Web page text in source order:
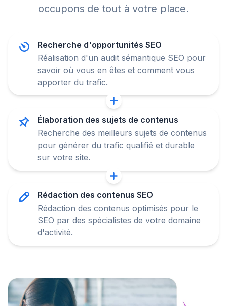
occupons de tout à votre place.
Recherche d'opportunités SEO
Réalisation d'un audit sémantique SEO pour
savoir où vous en êtes et comment vous
apporter du trafic.
Élaboration des sujets de contenus
Recherche des meilleurs sujets de contenus
pour générer du trafic qualifié et durable
sur votre site.
Rédaction des contenus SEO
Rédaction des contenus optimisés pour le
SEO par des spécialistes de votre domaine
d'activité.